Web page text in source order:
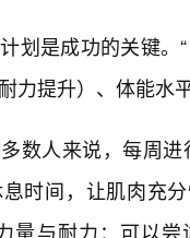
划是成功的关键。
力提升）、体能水
数人来说，每周
时间，让肌肉充
量与耐力：可以